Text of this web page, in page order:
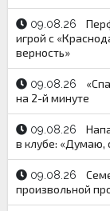
09.08.26
игрой с
верность»
09.08.26
на 2-й минуте
09.08.26
в клубе: «Думаю,
09.08.26
произвольной